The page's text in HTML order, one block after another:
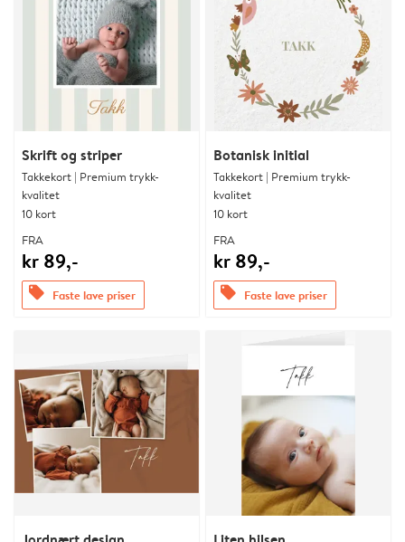
Skrift og striper
Takkekort | Premium trykk-
kvalitet
10 kort
FRA
kr 89,-
offers Faste lave priser
Botanisk initial
Takkekort | Premium trykk-
kvalitet
10 kort
FRA
kr 89,-
offers Faste lave priser